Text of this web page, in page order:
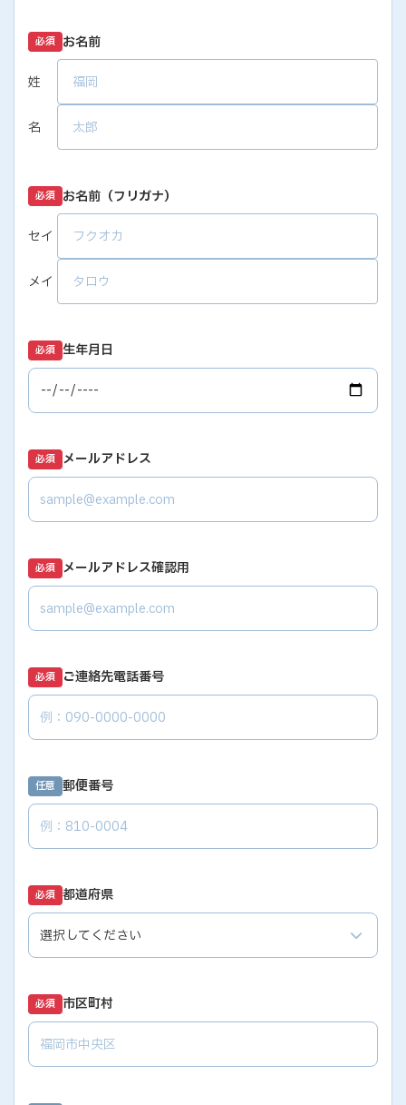
必須 お名前
姓
名
必須 お名前（フリガナ）
セイ
メイ
必須 生年月日
必須 メールアドレス
必須 メールアドレス確認用
必須 ご連絡先電話番号
任意 郵便番号
必須 都道府県
必須 市区町村